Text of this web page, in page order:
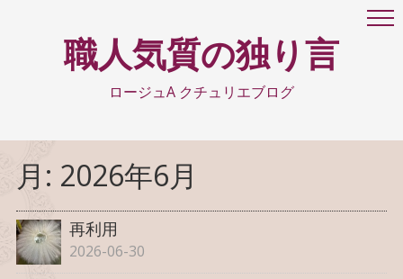
職人気質の独り言
ロージュA クチュリエブログ
月: 2026年6月
再利用
2026-06-30